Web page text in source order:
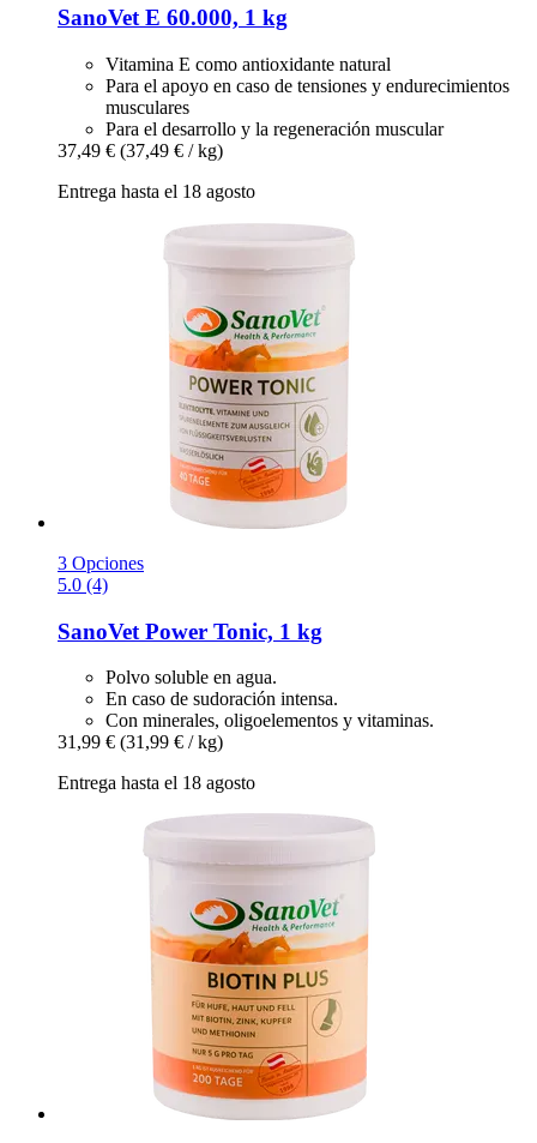
SanoVetE 60.000, 1 kg
Vitamina E como antioxidante natural
Para el apoyo en caso de tensiones y endurecimientos
musculares
Para el desarrollo y la regeneración muscular
37,49 € (37,49 € / kg)
Entrega hasta el 18 agosto
3 Opciones
5.0 (4)
SanoVet Power Tonic, 1 kg
Polvo soluble en agua.
En caso de sudoración intensa.
Con minerales, oligoelementos y vitaminas.
31,99 € (31,99 € / kg)
Entrega hasta el 18 agosto